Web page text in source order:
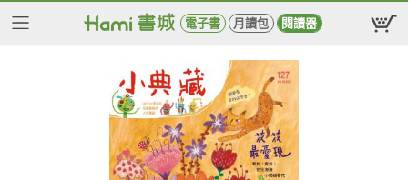
電子書 月讀包 閱讀器